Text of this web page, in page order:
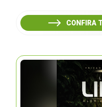
CONFIRA